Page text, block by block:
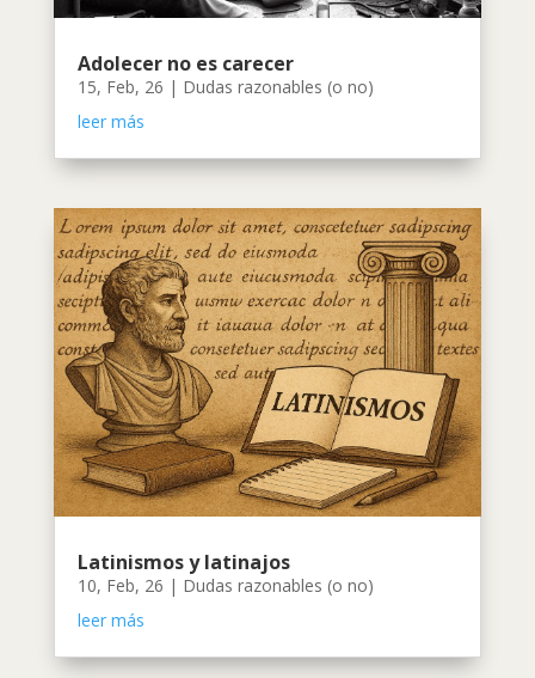
Adolecer no es carecer
15, Feb, 26 | Dudas razonables (o no)
leer más
Latinismos y latinajos
10, Feb, 26 | Dudas razonables (o no)
leer más